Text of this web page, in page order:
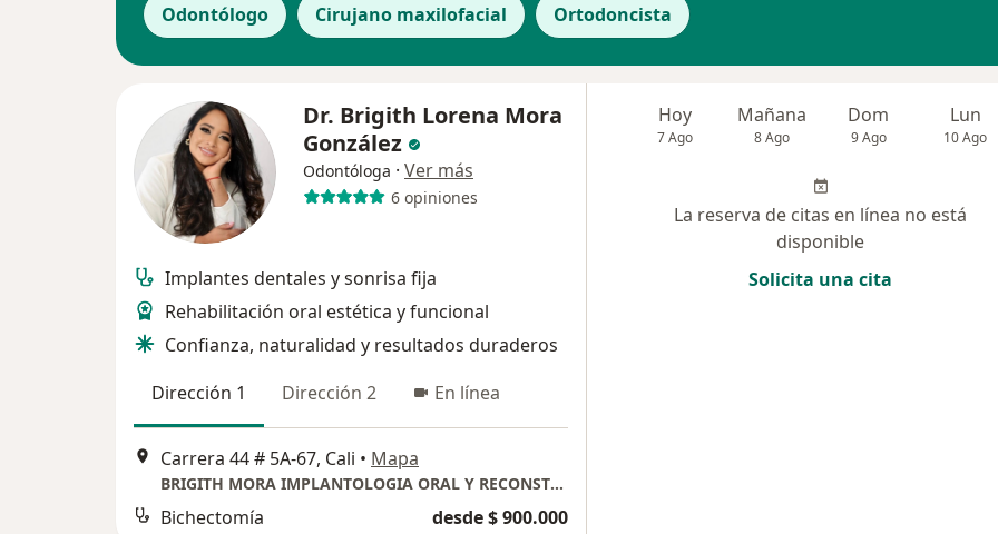
Odontólogo Cirujano maxilofacial Ortodoncista
Dr. Brigith Lorena Mora
González
Odontóloga · Ver más
6 opiniones
Implantes dentales y sonrisa fija
Rehabilitación oral estética y funcional
Confianza, naturalidad y resultados duraderos
Dirección 1
Dirección 2 En línea
Carrera 44 # 5A-67, Cali • Mapa
BRIGITH MORA IMPLANTOLOGIA ORAL Y RECONSTRUCTIVA
Bichectomía desde $ 900.000
Hoy
7 Ago
Mañana
8 Ago
Dom
9 Ago
Lun
10 Ago
La reserva de citas en línea no está
disponible
Solicita una cita